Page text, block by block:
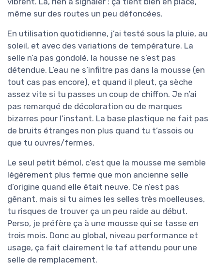
même sur des routes un peu défoncées.
En utilisation quotidienne, j’ai testé sous la pluie, au
soleil, et avec des variations de température. La
selle n’a pas gondolé, la housse ne s’est pas
détendue. L’eau ne s’infiltre pas dans la mousse (en
tout cas pas encore), et quand il pleut, ça sèche
assez vite si tu passes un coup de chiffon. Je n’ai
pas remarqué de décoloration ou de marques
bizarres pour l’instant. La base plastique ne fait pas
de bruits étranges non plus quand tu t’assois ou
que tu ouvres/fermes.
Le seul petit bémol, c’est que la mousse me semble
légèrement plus ferme que mon ancienne selle
d’origine quand elle était neuve. Ce n’est pas
gênant, mais si tu aimes les selles très moelleuses,
tu risques de trouver ça un peu raide au début.
Perso, je préfère ça à une mousse qui se tasse en
trois mois. Donc au global, niveau performance et
usage, ça fait clairement le taf attendu pour une
selle de remplacement.